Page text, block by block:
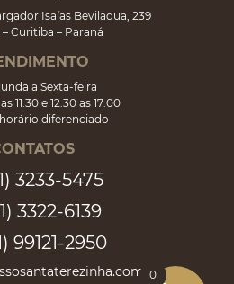
Isaías Bevilaqua, 239
– Curitiba – Paraná
a Sexta-feira
11:30 e 12:30 as 17:00
diferenciado
3233-5475
3322-6139
99121-2950
0